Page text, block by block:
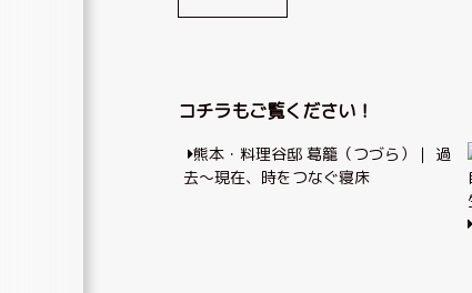
稿
ー
コチラもご覧ください！
熊本・料理谷邸 葛籠（つづら）｜ 過
去～現在、時をつなぐ寝床